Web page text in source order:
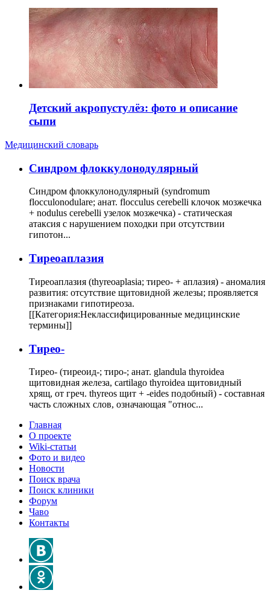
Детский акропустулёз: фото и описание
сыпи
Медицинский словарь
Cиндром флоккулонодулярный
Синдром флоккулонодулярный (syndromum
flocculonodulare; анат. flocculus cerebelli клочок мозжечка
+ nodulus cerebelli узелок мозжечка) - статическая
атаксия с нарушением походки при отсутствии
гипотон...
Тиреоаплазия
Тиреоаплазия (thyreoaplasia; тирео- + аплазия) - аномалия
развития: отсутствие щитовидной железы; проявляется
признаками гипотиреоза.
[[Категория:Неклассифицированные медицинские
термины]]
Тирео-
Тирео- (тиреоид-; тиро-; анат. glandula thyroidea
щитовидная железа, cartilago thyroidea щитовидный
хрящ, от греч. thyreos щит + -eides подобный) - составная
часть сложных слов, означающая "относ...
Главная
О проекте
Wiki-статьи
Фото и видео
Новости
Поиск врача
Поиск клиники
Форум
Чаво
Контакты